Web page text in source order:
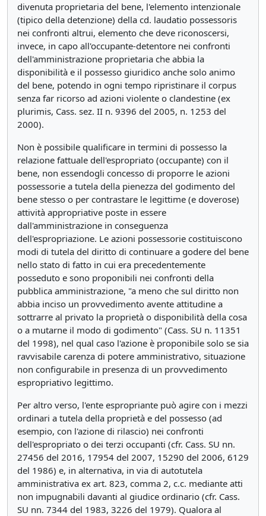
divenuta proprietaria del bene, l'elemento intenzionale
(tipico della detenzione) della cd. laudatio possessoris
nei confronti altrui, elemento che deve riconoscersi,
invece, in capo all'occupante-detentore nei confronti
dell'amministrazione proprietaria che abbia la
disponibilità e il possesso giuridico anche solo animo
del bene, potendo in ogni tempo ripristinare il corpus
senza far ricorso ad azioni violente o clandestine (ex
plurimis, Cass. sez. II n. 9396 del 2005, n. 1253 del
2000).
Non è possibile qualificare in termini di possesso la
relazione fattuale dell'espropriato (occupante) con il
bene, non essendogli concesso di proporre le azioni
possessorie a tutela della pienezza del godimento del
bene stesso o per contrastare le legittime (e doverose)
attività appropriative poste in essere
dall'amministrazione in conseguenza
dell'espropriazione. Le azioni possessorie costituiscono
modi di tutela del diritto di continuare a godere del bene
nello stato di fatto in cui era precedentemente
posseduto e sono proponibili nei confronti della
pubblica amministrazione, "a meno che sul diritto non
abbia inciso un provvedimento avente attitudine a
sottrarre al privato la proprietà o disponibilità della cosa
o a mutarne il modo di godimento" (Cass. SU n. 11351
del 1998), nel qual caso l'azione è proponibile solo se sia
ravvisabile carenza di potere amministrativo, situazione
non configurabile in presenza di un provvedimento
espropriativo legittimo.
Per altro verso, l'ente espropriante può agire con i mezzi
ordinari a tutela della proprietà e del possesso (ad
esempio, con l'azione di rilascio) nei confronti
dell'espropriato o dei terzi occupanti (cfr. Cass. SU nn.
27456 del 2016, 17954 del 2007, 15290 del 2006, 6129
del 1986) e, in alternativa, in via di autotutela
amministrativa ex art. 823, comma 2, c.c. mediante atti
non impugnabili davanti al giudice ordinario (cfr. Cass.
SU nn. 7344 del 1983, 3226 del 1979). Qualora al